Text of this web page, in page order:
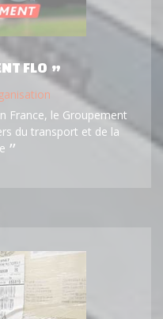
FLO
France, le Groupement
du transport et de la